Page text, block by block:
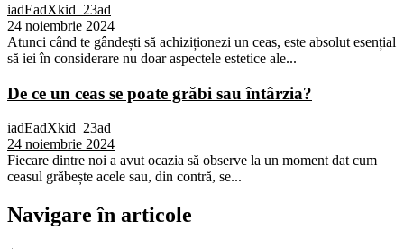
iadEadXkid_23ad
24 noiembrie 2024
Atunci când te gândești să achiziționezi un ceas, este absolut esențial
să iei în considerare nu doar aspectele estetice ale...
De ce un ceas se poate grăbi sau întârzia?
iadEadXkid_23ad
24 noiembrie 2024
Fiecare dintre noi a avut ocazia să observe la un moment dat cum
ceasul grăbește acele sau, din contră, se...
Navigare în articole